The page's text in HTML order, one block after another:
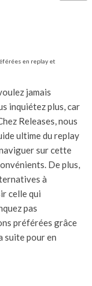
en replay et
jamais
inquiétez plus, car
Releases, nous
ultime du replay
sur cette
De plus,
à
celle qui
pas
préférées grâce
suite pour en